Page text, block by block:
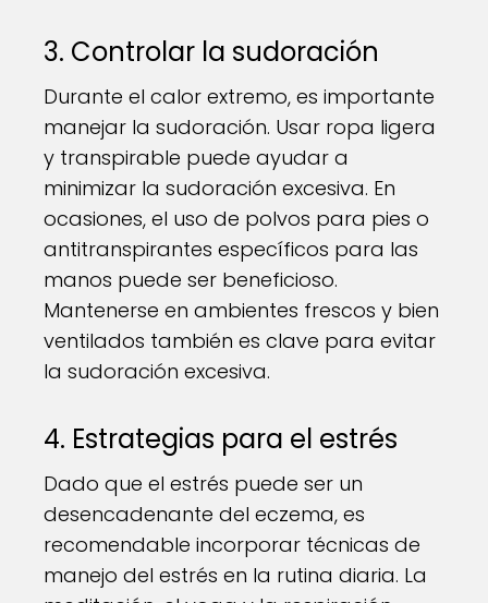
3. Controlar la sudoración
Durante el calor extremo, es importante
manejar la sudoración. Usar ropa ligera
y transpirable puede ayudar a
minimizar la sudoración excesiva. En
ocasiones, el uso de polvos para pies o
antitranspirantes específicos para las
manos puede ser beneficioso.
Mantenerse en ambientes frescos y bien
ventilados también es clave para evitar
la sudoración excesiva.
4. Estrategias para el estrés
Dado que el estrés puede ser un
desencadenante del eczema, es
recomendable incorporar técnicas de
manejo del estrés en la rutina diaria. La